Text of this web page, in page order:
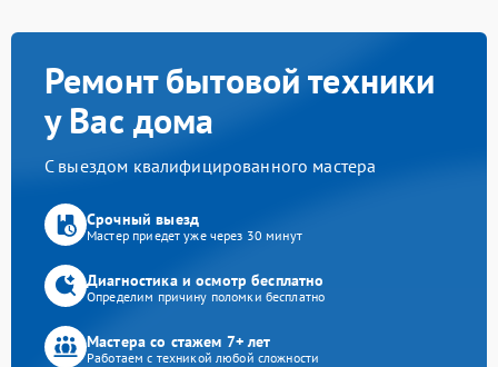
Ремонт бытовой техники
у Вас дома
С выездом квалифицированного мастера
Срочный выезд
Мастер приедет уже через 30 минут
Диагностика и осмотр бесплатно
Определим причину поломки бесплатно
Мастера со стажем 7+ лет
Работаем с техникой любой сложности